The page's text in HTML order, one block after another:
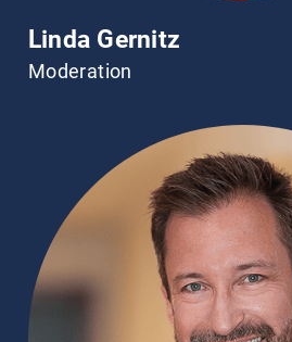
Linda Gernitz
Moderation